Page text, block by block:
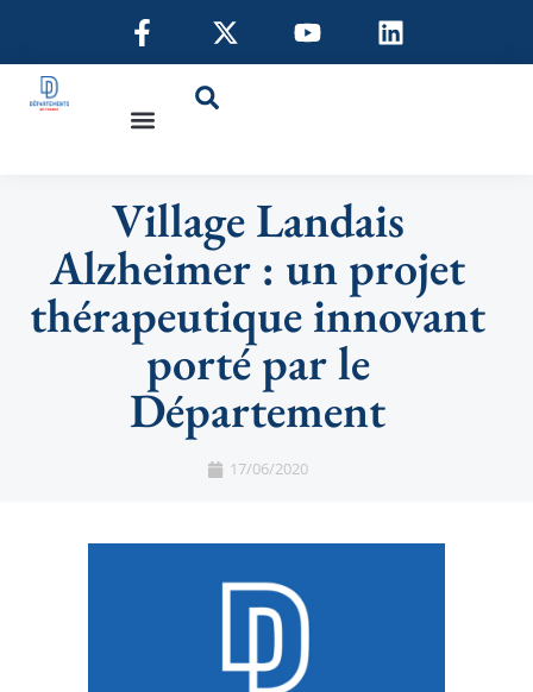
Village Landais
Alzheimer : un projet
thérapeutique innovant
porté par le
Département
17/06/2020